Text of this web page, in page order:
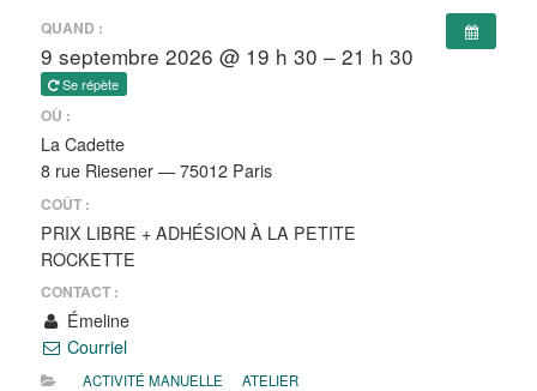
QUAND :
9 septembre 2026 @ 19 h 30 – 21 h 30
Se répète
OÙ :
La Cadette
8 rue Riesener — 75012 Paris
COÛT :
PRIX LIBRE + ADHÉSION À LA PETITE
ROCKETTE
CONTACT :
Émeline
Courriel
ACTIVITÉ MANUELLE
ATELIER